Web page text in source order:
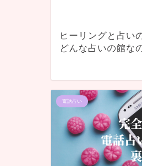
ヒーリングと占い
どんな占いの館な
電話占い